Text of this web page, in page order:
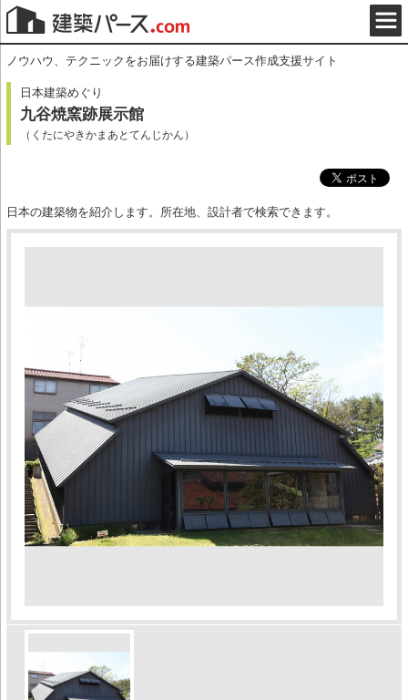
ノウハウ、テクニックをお届けする建築パース作成支援サイト
日本建築めぐり
九谷焼窯跡展示館
（くたにやきかまあとてんじかん）
日本の建築物を紹介します。所在地、設計者で検索できます。